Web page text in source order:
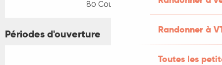
Randonner à
Toutes les
80 Couvert(s)
Périodes d'ouverture